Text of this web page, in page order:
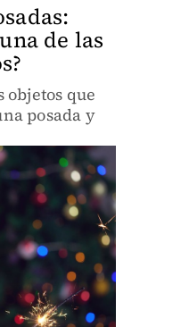
de las
objetos que
posada y